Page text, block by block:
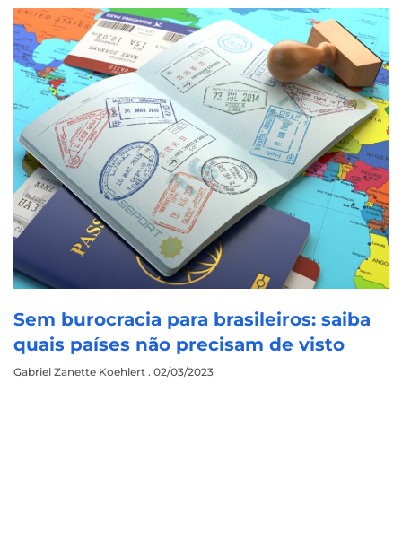
Sem burocracia para brasileiros: saiba
quais países não precisam de visto
Gabriel Zanette Koehlert 02/03/2023